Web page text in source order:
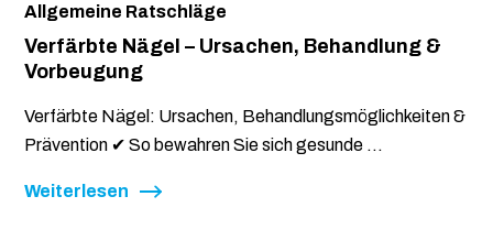
Allgemeine Ratschläge
Verfärbte Nägel – Ursachen, Behandlung &
Vorbeugung
Verfärbte Nägel: Ursachen, Behandlungsmöglichkeiten &
Prävention ✔ So bewahren Sie sich gesunde ...
Weiterlesen